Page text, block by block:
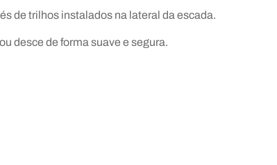
de trilhos instalados na lateral da escada.
desce de forma suave e segura.